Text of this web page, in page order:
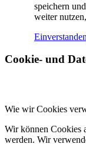
speichern
weiter
Einverstanden
Cookie- und
Wie wir Cookies
Wir können Cookies
werden. Wir